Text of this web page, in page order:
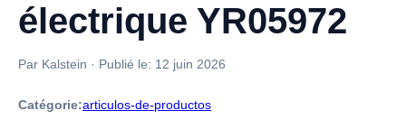
électrique YR05972
Par Kalstein · Publié le: 12 juin 2026
Catégorie:articulos-de-productos